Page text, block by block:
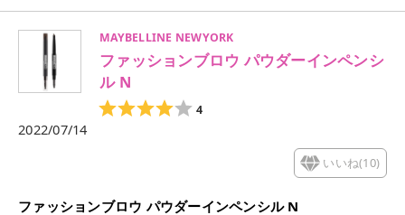
ーーーーーーーー ⁡ ⁡ #ラブライナー #リキッドアイライナー #ア
イメイク #ロゼブラウン #コスメ #アイケア #リニューアル #
リフィル #ウォータープルーフ ⁡ ⁡ ーーーーーーーーーーーーー
ーーーーーーーー
ーーーーーーーーーーーーーーーーーーー 青系アイシャドウが
入ってるとつい買ってしまう😅 このパレットの青は発色がめち
ゃくちゃ良くて 時間が経っても暗くならないから明るめの青系
アイシャドウが好きな人にオススメ🙌 パレットには青系と相性
のいいイエローとブラウンの カラバリ中心でラメもゴールドが
入ってるから クールさと可愛さを兼ね揃えた夏にピッタリの パ
レットですっごく気に入ってます🥰 個人的に捨て色ナシのパレ
色アイシャドウパレット ホルスの目 ¥3280/※Amazon ーーー
MAYBELLINE NEWYORK
ファッションブロウ パウダーインペンシ
ル N
4
2022/07/14
いいね(10)
ファッションブロウ パウダーインペンシル N